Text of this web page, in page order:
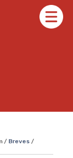
/ Breves /